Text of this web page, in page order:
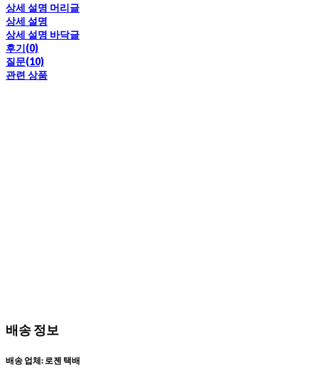
상세 설명 머리글
상세 설명
상세 설명 바닥글
후기(0)
질문(10)
관련 상품
배송 정보
배송 업체: 로젠 택배